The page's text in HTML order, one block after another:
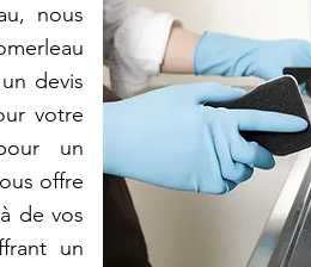
nous
devis
votre
un
offre
de vos
un